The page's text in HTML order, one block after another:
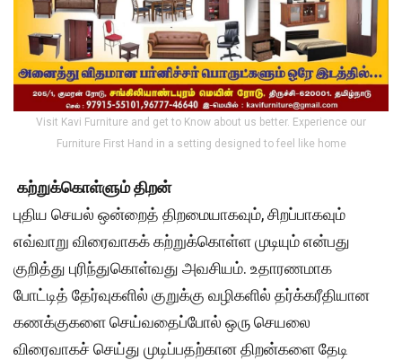
Visit Kavi Furniture and get to Know about us better. Experience our
Furniture First Hand in a setting designed to feel like home
கற்றுக்கொள்ளும் திறன்
புதிய செயல் ஒன்றைத் திறமையாகவும், சிறப்பாகவும்
எவ்வாறு விரைவாகக் கற்றுக்கொள்ள முடியும் என்பது
குறித்து புரிந்துகொள்வது அவசியம். உதாரணமாக
போட்டித் தேர்வுகளில் குறுக்கு வழிகளில் தர்க்கரீதியான
கணக்குகளை செய்வதைப்போல் ஒரு செயலை
விரைவாகச் செய்து முடிப்பதற்கான திறன்களை தேடி